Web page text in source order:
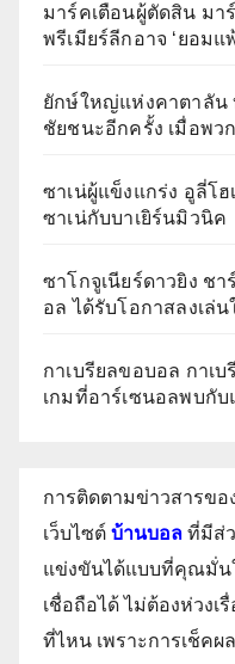
มาร์คเตือนผู้ตัดสิน มา
พรีเมียร์ลีกอาจ ‘ยอม
ยักษ์ใหญ่แห่งคาตาลัน
ชัยชนะอีกครั้ง เมื่อพว
ซาเน่ผู้แข็งแกร่ง อูลี่โ
ซาเน่กับบาเยิร์นมิวนิค
ซาโกจูเนียร์ดาวยิง ชา
อล ได้รับโอกาสลงเล่
กาเบรียลขอบอล กาเ
เกมที่อาร์เซนอลพบกับ
การติดตามข่าวสารขอ
เว็บไซต์ บ้านบอล ที่มีส่
แข่งขันได้แบบที่คุณมั่น
เชื่อถือได้ ไม่ต้องห่วงเ
ที่ไหน เพราะการเช็ค